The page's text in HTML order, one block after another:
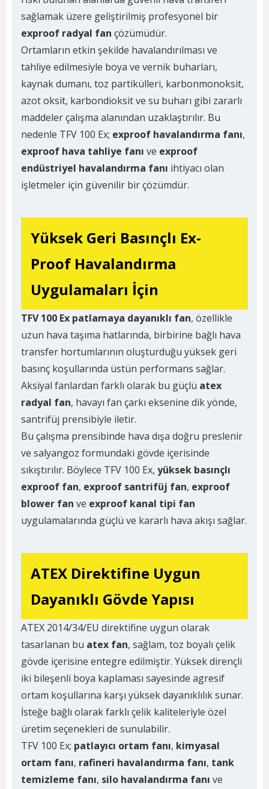
sağlamak üzere geliştirilmiş profesyonel bir
exproof radyal fan çözümüdür.
Ortamların etkin şekilde havalandırılması ve
tahliye edilmesiyle boya ve vernik buharları,
kaynak dumanı, toz partikülleri, karbonmonoksit,
azot oksit, karbondioksit ve su buharı gibi zararlı
maddeler çalışma alanından uzaklaştırılır. Bu
nedenle TFV 100 Ex; exproof havalandırma fanı,
exproof hava tahliye fanı ve exproof
endüstriyel havalandırma fanı ihtiyacı olan
işletmeler için güvenilir bir çözümdür.
Yüksek Geri Basınçlı Ex-
Proof Havalandırma
Uygulamaları İçin
TFV 100 Ex patlamaya dayanıklı fan, özellikle
uzun hava taşıma hatlarında, birbirine bağlı hava
transfer hortumlarının oluşturduğu yüksek geri
basınç koşullarında üstün performans sağlar.
Aksiyal fanlardan farklı olarak bu güçlü atex
radyal fan, havayı fan çarkı eksenine dik yönde,
santrifüj prensibiyle iletir.
Bu çalışma prensibinde hava dışa doğru preslenir
ve salyangoz formundaki gövde içerisinde
sıkıştırılır. Böylece TFV 100 Ex, yüksek basınçlı
exproof fan, exproof santrifüj fan, exproof
blower fan ve exproof kanal tipi fan
uygulamalarında güçlü ve kararlı hava akışı sağlar.
ATEX Direktifine Uygun
Dayanıklı Gövde Yapısı
ATEX 2014/34/EU direktifine uygun olarak
tasarlanan bu atex fan, sağlam, toz boyalı çelik
gövde içerisine entegre edilmiştir. Yüksek dirençli
iki bileşenli boya kaplaması sayesinde agresif
ortam koşullarına karşı yüksek dayanıklılık sunar.
İsteğe bağlı olarak farklı çelik kaliteleriyle özel
üretim seçenekleri de sunulabilir.
TFV 100 Ex; patlayıcı ortam fanı, kimyasal
ortam fanı, rafineri havalandırma fanı, tank
temizleme fanı, silo havalandırma fanı ve